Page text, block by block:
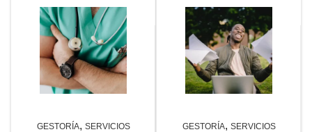
GESTORÍA, SERVICIOS GESTORÍA, SERVICIOS